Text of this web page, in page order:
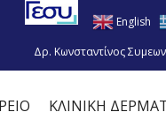
English
Δρ. Κωνσταντίνος
ΚΛΙΝΙΚΗ